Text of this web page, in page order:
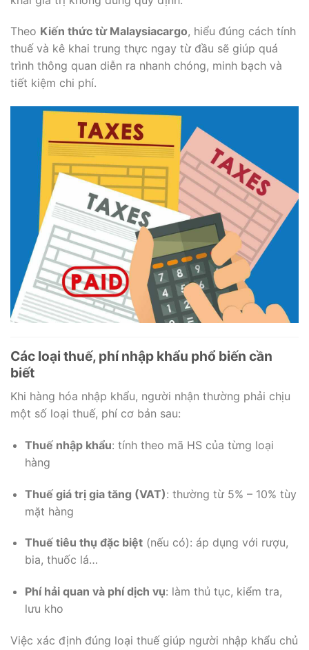
Theo Kiến thức từ Malaysiacargo, hiểu đúng cách tính
thuế và kê khai trung thực ngay từ đầu sẽ giúp quá
trình thông quan diễn ra nhanh chóng, minh bạch và
tiết kiệm chi phí.
Các loại thuế, phí nhập khẩu phổ biến cần
biết
Khi hàng hóa nhập khẩu, người nhận thường phải chịu
một số loại thuế, phí cơ bản sau:
Thuế nhập khẩu: tính theo mã HS của từng loại
hàng
Thuế giá trị gia tăng (VAT): thường từ 5% – 10% tùy
mặt hàng
Thuế tiêu thụ đặc biệt(nếu có): áp dụng với rượu,
bia, thuốc lá…
Phí hải quan và phí dịch vụ: làm thủ tục, kiểm tra,
lưu kho
Việc xác định đúng loại thuế giúp người nhập khẩu chủ